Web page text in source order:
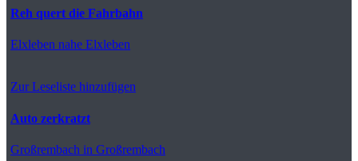
Reh quert die Fahrbahn
Elxleben nahe Elxleben
Zur Leseliste hinzufügen
Auto zerkratzt
Großrembach in Großrembach